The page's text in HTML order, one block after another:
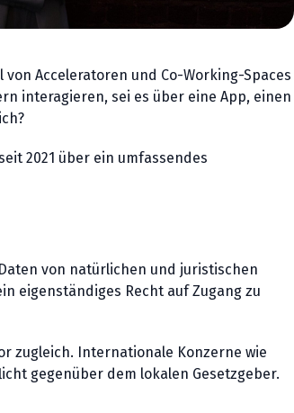
Acceleratoren und Co-Working-Spaces
interagieren, sei es über eine App, einen
2021 über ein umfassendes
von natürlichen und juristischen
eigenständiges Recht auf Zugang zu
zugleich. Internationale Konzerne wie
gegenüber dem lokalen Gesetzgeber.